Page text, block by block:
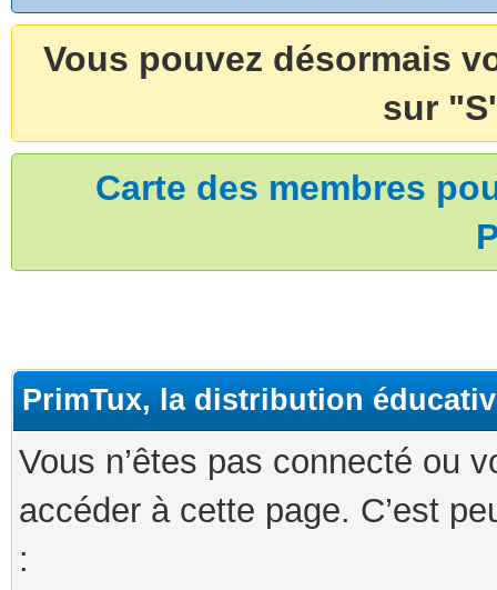
Vous pouvez désormais
sur
Carte des membres
PrimTux, la distribution
Vous n’êtes pas connecté ou
accéder à cette page. C’est
: